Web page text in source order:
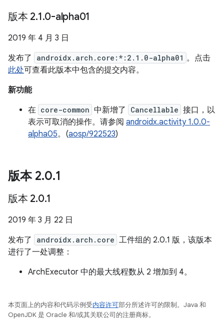
版本 2.1.0-alpha01
2019 年 4 月 3 日
发布了
androidx.arch.core:*:2.1.0-alpha01 。点击
此处可查看此版本中包含的提交内容。
新功能
在 core-common 中新增了 Cancellable 接口，以
表示可取消的操作。请参阅 androidx.activity 1.0.0-
alpha05。(aosp/922523)
版本 2.0.1
版本 2.0.1
2019 年 3 月 22 日
发布了
androidx.arch.core 工件组的 2.0.1 版，该版本
进行了一处调整：
ArchExecutor 中的最大线程数从 2 增加到 4。
本页面上的内容和代码示例受内容许可部分所述许可的限制。Java 和
OpenJDK 是 Oracle 和/或其关联公司的注册商标。